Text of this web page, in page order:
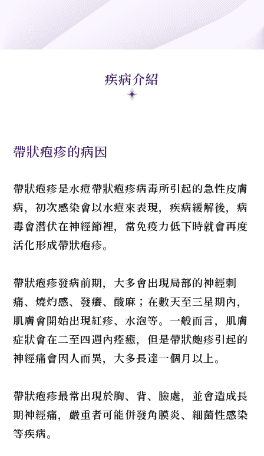
疾病介紹
帶狀疱疹的病因
帶狀疱疹是⽔痘帶狀疱疹病毒所引起的急性⽪膚
病，初次感染會以水痘來表現，疾病緩解後，病
毒會潛伏在神經節裡，當免疫力低下時就會再度
活化形成帶狀疱疹。
帶狀疱疹發病前期，大多會出現局部的神經刺
痛、燒灼感、發癢、酸麻；在數天至三星期內，
肌膚會開始出現紅疹、水泡等。一般而言，肌膚
症狀會在二至四週內痊癒，但是帶狀皰疹引起的
神經痛會因人而異，大多長達一個月以上。
帶狀疱疹最常出現於胸、背、臉處，並會造成長
期神經痛，嚴重者可能併發角膜炎、細菌性感染
等疾病。